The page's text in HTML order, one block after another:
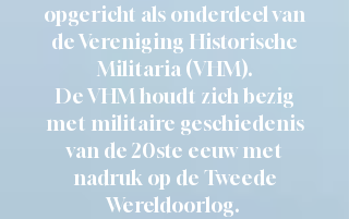
opgericht als onderdeel van
de Vereniging Historische
Militaria (VHM).
De VHM houdt zich bezig
met militaire geschiedenis
van de 20ste eeuw met
nadruk op de Tweede
Wereldoorlog.